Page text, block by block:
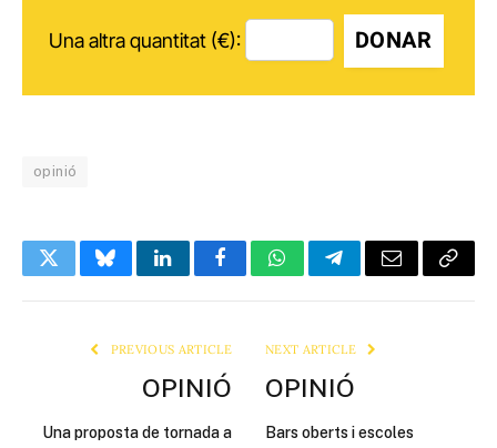
Una altra quantitat (€): DONAR
opinió
TwitterBlueskyLinkedInFacebookWhatsAppTelegramEmail Copy
PREVIOUS ARTICLE
OPINIÓ
Una proposta de tornada a
NEXT ARTICLE
OPINIÓ
Bars oberts i escoles